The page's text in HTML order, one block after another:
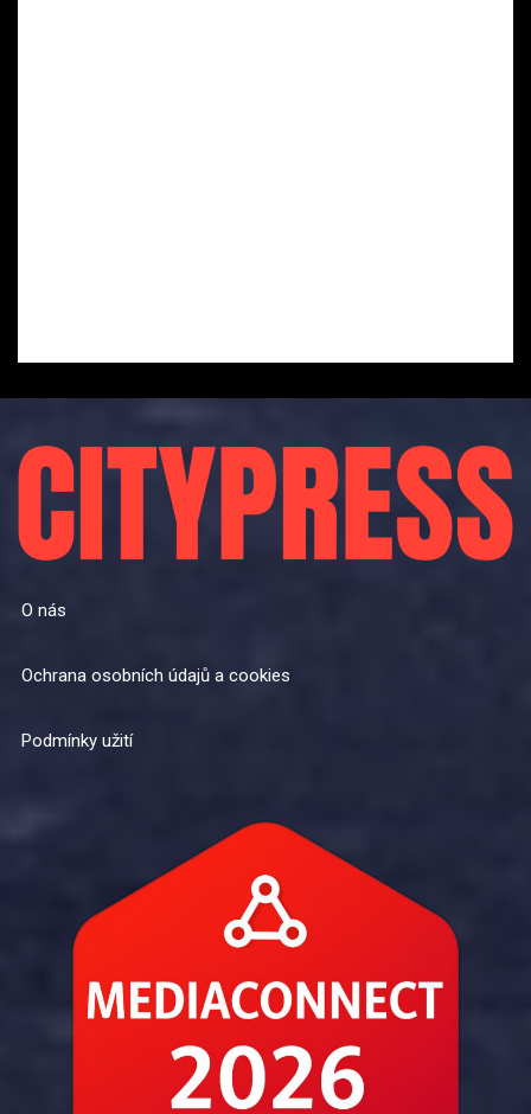
O nás
Ochrana osobních údajů a cookies
Podmínky užití